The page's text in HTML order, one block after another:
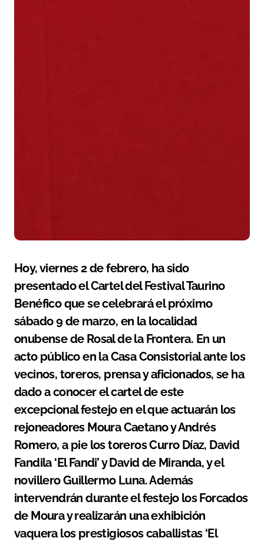
Hoy, viernes 2 de febrero, ha sido
presentado el Cartel del Festival Taurino
Benéfico que se celebrará el próximo
sábado 9 de marzo, en la localidad
onubense de Rosal de la Frontera. En un
acto público en la Casa Consistorial ante los
vecinos, toreros, prensa y aficionados, se ha
dado a conocer el cartel de este
excepcional festejo en el que actuarán los
rejoneadores Moura Caetano y Andrés
Romero, a pie los toreros Curro Díaz, David
Fandila ‘El Fandi’ y David de Miranda, y el
novillero Guillermo Luna. Además
intervendrán durante el festejo los Forcados
de Moura y realizarán una exhibición
vaquera los prestigiosos caballistas ‘El